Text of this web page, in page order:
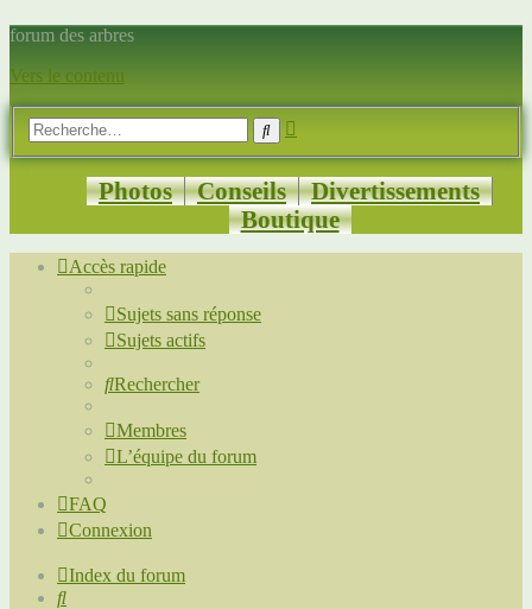
forum des arbres
Vers le contenu
Rechercher
Photos Conseils
Divertissements
Boutique
Accès rapide
Sujets sans réponse
Sujets actifs
Rechercher
Membres
L’équipe du forum
FAQ
Connexion
Index du forum
Rechercher